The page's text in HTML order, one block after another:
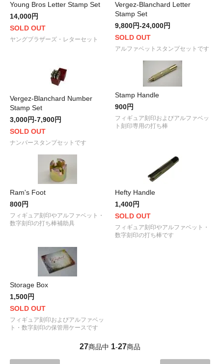
Young Bros Letter Stamp Set
14,000円
SOLD OUT
ヤングブラザーズ・レターセット
Vergez-Blanchard Letter
Stamp Set
9,800円-24,000円
SOLD OUT
アルファベットスタンプセットです
Vergez-Blanchard Number
Stamp Set
3,000円-7,900円
SOLD OUT
ナンバースタンプセットです
Stamp Handle
900円
フィギュア刻印およびアルファベッ
ト刻印専用の打ち棒
Ram's Foot
800円
フィギュア刻印やアルファベット・
数字刻印の打ち棒補助具
Hefty Handle
1,400円
SOLD OUT
フィギュア刻印やアルファベット・
数字刻印の打ち棒です
Storage Box
1,500円
SOLD OUT
フィギュア刻印およびアルファベッ
ト・数字刻印の保管用ケースです
27商品中 1-27商品